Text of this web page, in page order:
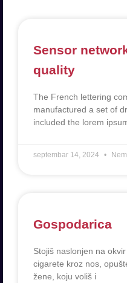
Sensor
quality
The French lettering
manufactured a set of
included the lorem
septembar 14, 2024
Gospodarica
Stojiš naslonjen na
cigarete kroz nos,
žene, koju voliš i